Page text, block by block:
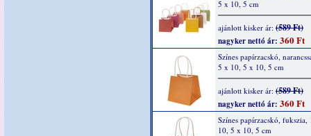
5 x 10, 5 cm
ajánlott kisker ár: (589 Ft)
nagyker nettó ár: 360 Ft
Színes papírzacskó,
5 x 10, 5 x 10, 5 cm
ajánlott kisker ár: (589 Ft)
nagyker nettó ár: 360 Ft
Színes papírzacskó, fukszia,
10, 5 x 10, 5 cm